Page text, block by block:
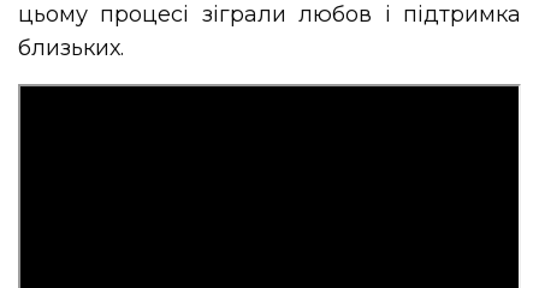
цьому процесі зіграли любов і підтримка
близьких.